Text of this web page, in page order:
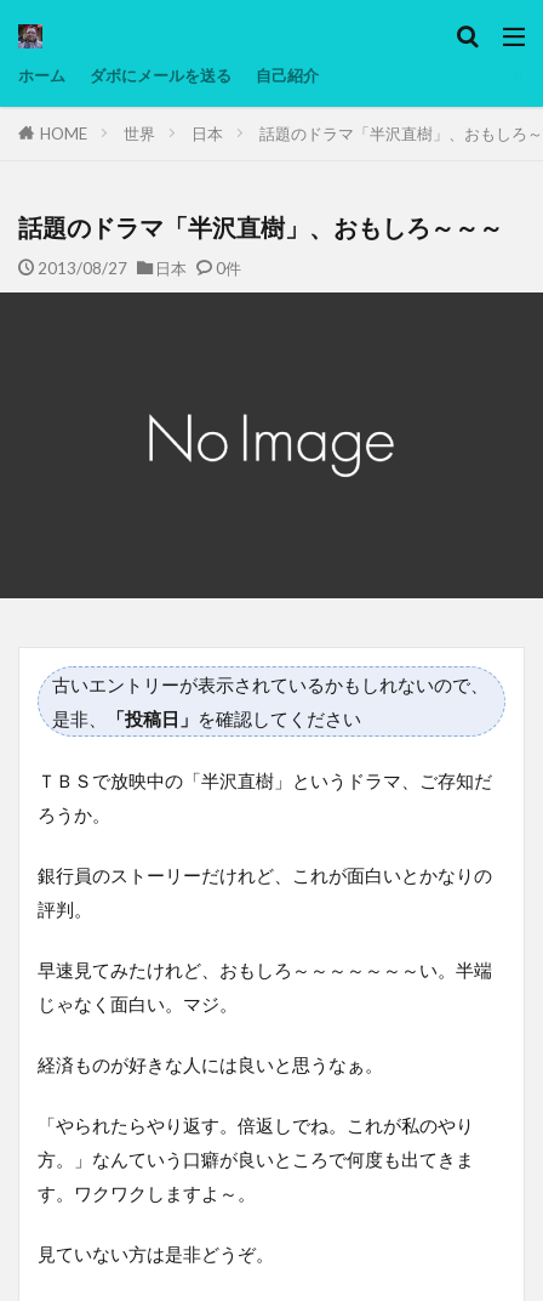
ホーム ダボにメールを送る 自己紹介
HOME 世界 日本 話題のドラマ「半沢直樹」、おもしろ
話題のドラマ「半沢直樹」、おもしろ～～～
2013/08/27 日本 0件
古いエントリーが表示されているかもしれないので、
是非、
「投稿日」 を確認してください
ＴＢＳで放映中の「半沢直樹」というドラマ、ご存知だ
ろうか。
銀行員のストーリーだけれど、これが面白いとかなりの
評判。
早速見てみたけれど、おもしろ～～～～～～～い。半端
じゃなく面白い。マジ。
経済ものが好きな人には良いと思うなぁ。
「やられたらやり返す。倍返しでね。これが私のやり
方。」なんていう口癖が良いところで何度も出てきま
す。ワクワクしますよ～。
見ていない方は是非どうぞ。
タグ
ヨーグルト
低温調理・スロークッカー
脱水シート